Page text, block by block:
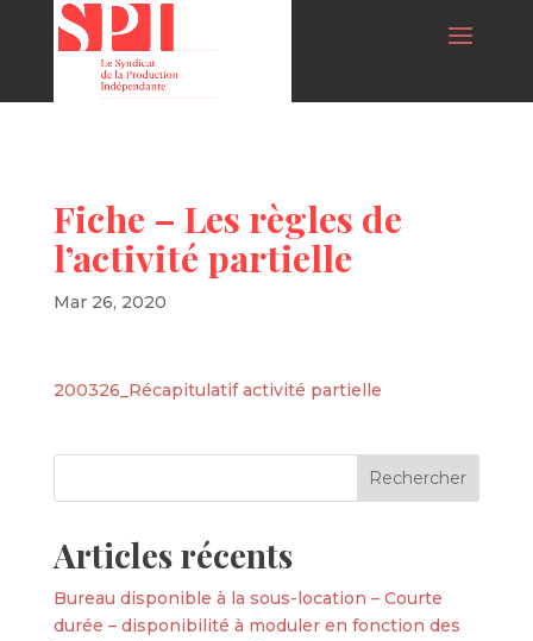
Fiche – Les règles de
l’activité partielle
Mar 26, 2020
200326_Récapitulatif activité partielle
Articles récents
Bureau disponible à la sous-location – Courte
durée – disponibilité à moduler en fonction des